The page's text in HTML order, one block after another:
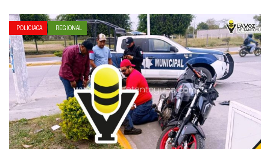
POLICIACA REGIONAL